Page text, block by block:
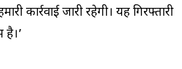
कार्रवाई जारी रहेगी। यह गिरफ्तारी